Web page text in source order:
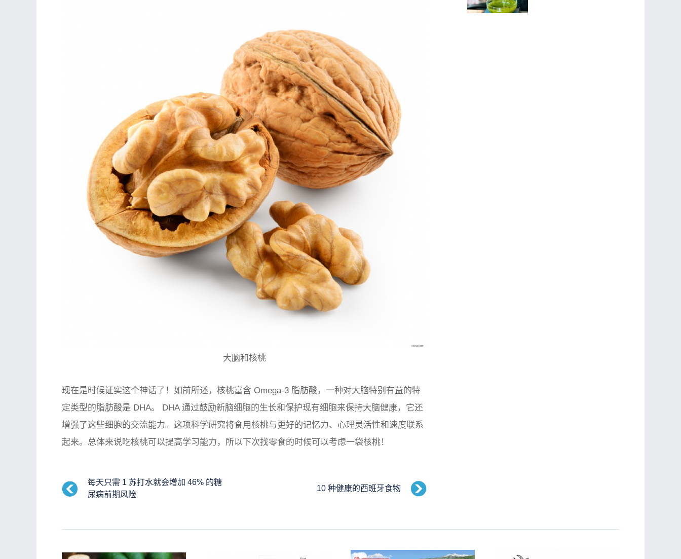
大脑和核桃
现在是时候证实这个神话了！如前所述，核桃富含 Omega-3 脂肪酸，一种对大脑特别有益的特
定类型的脂肪酸是 DHA。 DHA 通过鼓励新脑细胞的生长和保护现有细胞来保持大脑健康，它还
增强了这些细胞的交流能力。这项科学研究将食用核桃与更好的记忆力、心理灵活性和速度联系
起来。总体来说吃核桃可以提高学习能力，所以下次找零食的时候可以考虑一袋核桃！
每天只需 1 苏打水就会增加 46% 的糖
尿病前期风险
10 种健康的西班牙食物